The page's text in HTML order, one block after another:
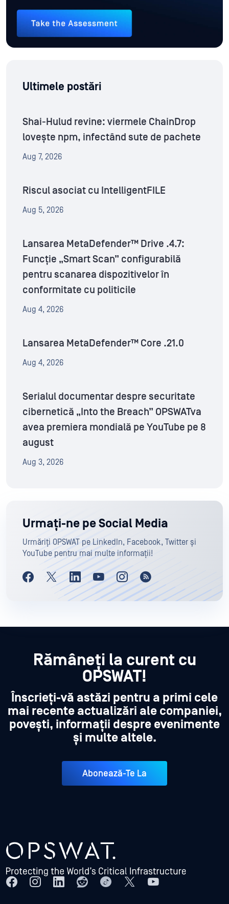
Ultimele postări
Shai-Hulud revine: viermele ChainDrop
lovește npm, infectând sute de pachete
Aug 7, 2026
Riscul asociat cu IntelligentFILE
Aug 5, 2026
Lansarea MetaDefender™ Drive .4.7:
Funcție „Smart Scan” configurabilă
pentru scanarea dispozitivelor în
conformitate cu politicile
Aug 4, 2026
Lansarea MetaDefender™ Core .21.0
Aug 4, 2026
Serialul documentar despre securitate
cibernetică „Into the Breach” OPSWATva
avea premiera mondială pe YouTube pe 8
august
Aug 3, 2026
Urmați-ne pe Social Media
Urmăriți OPSWAT pe LinkedIn, Facebook, Twitter și
YouTube pentru mai multe informații!
Rămâneți la curent cu
OPSWAT!
Înscrieți-vă astăzi pentru a primi cele
mai recente actualizări ale companiei,
povești, informații despre evenimente
și multe altele.
Abonează-Te La